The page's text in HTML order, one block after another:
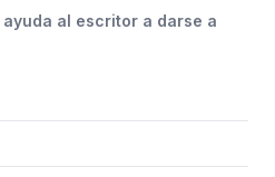
al escritor a darse a